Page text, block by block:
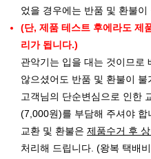
었을 경우에는 반품 및 환불이
(단, 제품 테스트 후에라도 제
리가 됩니다.)
관악기는 입을 대는 것이므로
않으셨어도 반품 및 환불이 불
고객님의 단순변심으로 인한
(7,000원)를 부담해 주셔야 합
교환 및 환불은 제품수거 후
처리해 드립니다. (왕복 택배